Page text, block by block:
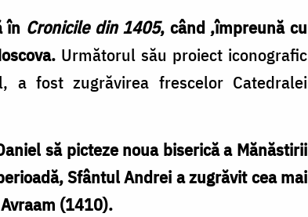
în Cronicile din 1405, când ,împreună cu
Următorul său proiect iconografic
fost zugrăvirea frescelor Catedralei
să picteze noua biserică a Mănăstirii
Sfântul Andrei a zugrăvit cea mai
(1410).